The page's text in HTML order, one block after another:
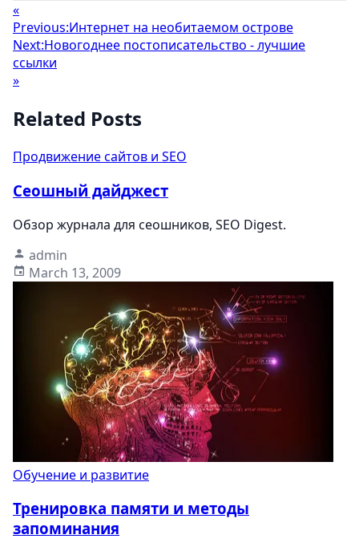
«
Previous:Интернет на необитаемом острове
Next:Новогоднее постописательство - лучшие
ссылки
»
Related Posts
Продвижение сайтов и SEO
Сеошный дайджест
Обзор журнала для сеошников, SEO Digest.
admin
March 13, 2009
Обучение и развитие
Тренировка памяти и методы
запоминания